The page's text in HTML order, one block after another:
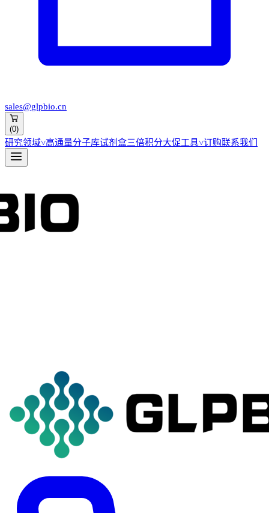
sales@glpbio.cn
(0)
研究领域˅高通量分子库试剂盒三倍积分大促工具˅订购联系我们